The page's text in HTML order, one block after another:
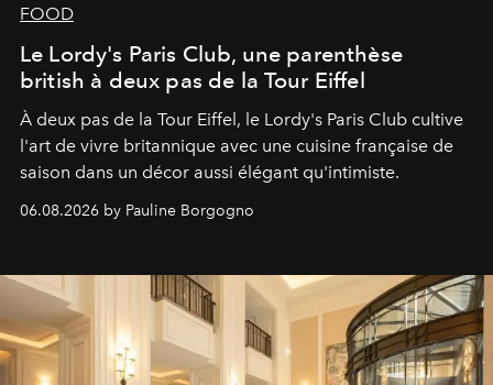
FOOD
Le Lordy's Paris Club, une parenthèse
british à deux pas de la Tour Eiffel
À deux pas de la Tour Eiffel, le Lordy's Paris Club cultive
l'art de vivre britannique avec une cuisine française de
saison dans un décor aussi élégant qu'intimiste.
06.08.2026 by Pauline Borgogno